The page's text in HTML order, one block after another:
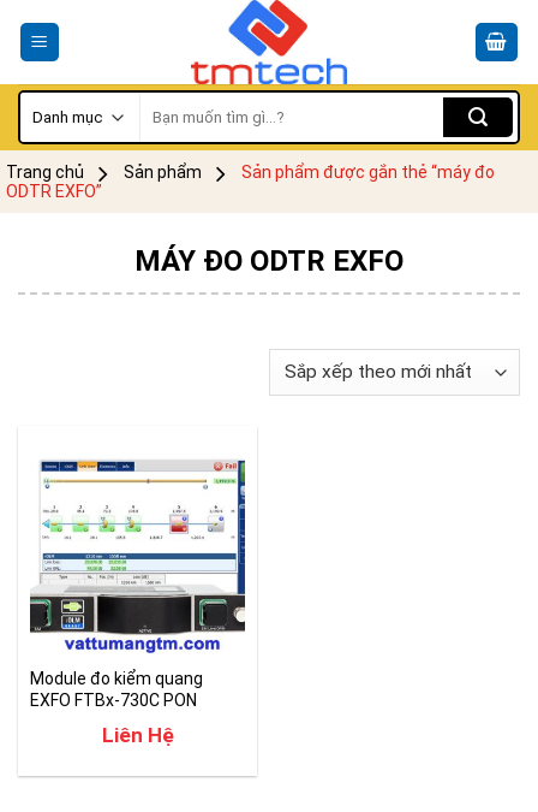
kiếm:
Trang chủ Sản phẩm
Sản phẩm được gắn thẻ “máy đo
ODTR EXFO”
MÁY ĐO ODTR EXFO
Module đo kiểm quang
EXFO FTBx-730C PON
Liên Hệ